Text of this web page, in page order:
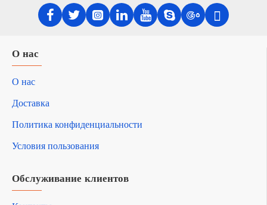
О нас
О нас
Доставка
Политика конфиденциальности
Условия пользования
Обслуживание клиентов